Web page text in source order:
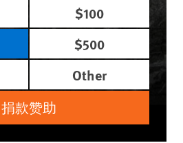
$100
$500
Other
捐款赞助